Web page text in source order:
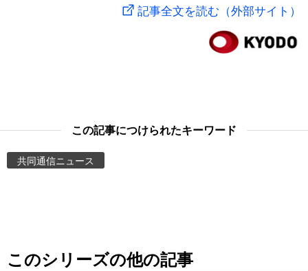
お知らせ
記事全文を読む（外部サイト）
この記事につけられたキーワード
共同通信ニュース
このシリーズの他の記事